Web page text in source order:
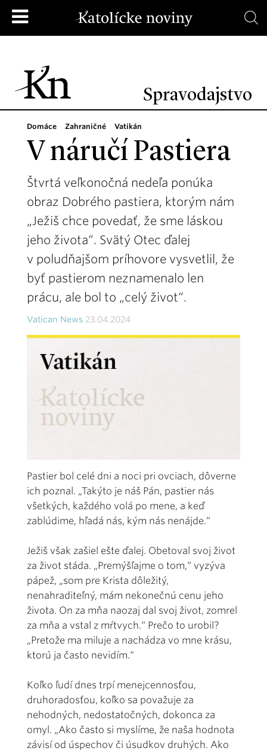
Spravodajstvo
Domáce Zahraničné Vatikán
V náručí Pastiera
Štvrtá veľkonočná nedeľa ponúka
obraz Dobrého pastiera, ktorým nám
„Ježiš chce povedať, že sme láskou
jeho života“. Svätý Otec ďalej
v poludňajšom príhovore vysvetlil, že
byť pastierom neznamenalo len
prácu, ale bol to „celý život“.
Vatican News 23.04.2024
Pastier bol celé dni a noci pri ovciach, dôverne
ich poznal. „Takýto je náš Pán, pastier nás
všetkých, každého volá po mene, a keď
zablúdime, hľadá nás, kým nás nenájde.“
Ježiš však zašiel ešte ďalej. Obetoval svoj život
za život stáda. „Premýšľajme o tom,“ vyzýva
pápež, „som pre Krista dôležitý,
nenahraditeľný, mám nekonečnú cenu jeho
života. On za mňa naozaj dal svoj život, zomrel
za mňa a vstal z mŕtvych.“ Prečo to urobil?
„Pretože ma miluje a nachádza vo mne krásu,
ktorú ja často nevidím.“
Koľko ľudí dnes trpí menejcennosťou,
druhoradosťou, koľko sa považuje za
nehodných, nedostatočných, dokonca za
omyl. „Ako často si myslíme, že naša hodnota
závisí od úspechov či úsudkov druhých. Ako